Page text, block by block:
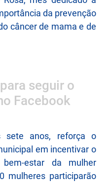
da prevenção
câncer de mama e de
seguir o
Facebook
sete anos, reforça o
em incentivar o
estar da mulher
mulheres participarão